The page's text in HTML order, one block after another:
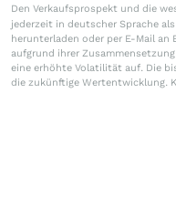
Den Verkaufsprospekt und die
jederzeit in deutscher Sprache
herunterladen oder per E-Mail an
aufgrund ihrer
eine erhöhte Volatilität auf. Die
die zukünftige Wertentwicklung.